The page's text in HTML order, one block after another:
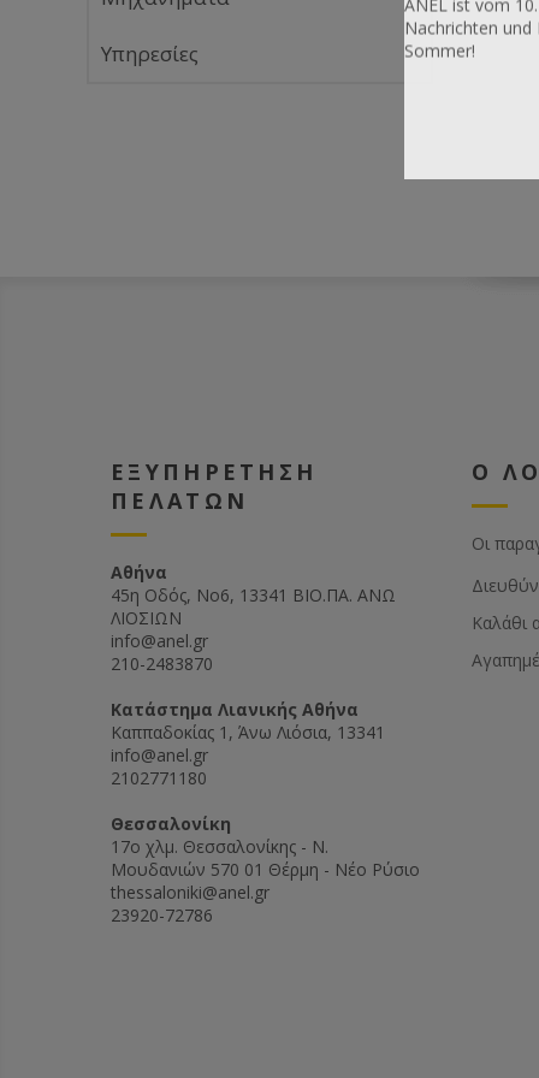
Υπηρεσίες
ΕΞΥΠΗΡΕΤΗΣΗ
ΠΕΛΑΤΩΝ
Αθήνα
45η Οδός, Νο6, 13341 ΒΙΟ.ΠΑ. ΑΝΩ
ΛΙΟΣΙΩΝ
info@anel.gr
210-2483870
Kατάστημα Λιανικής Αθήνα
Καππαδοκίας 1, Άνω Λιόσια, 13341
info@anel.gr
2102771180
Θεσσαλονίκη
17ο χλμ. Θεσσαλονίκης - Ν.
Μουδανιών 570 01 Θέρμη - Νέο Ρύσιο
thessaloniki@anel.gr
23920-72786
Ο
Οι
Καλάθι
Nachrichten und
Sommer!